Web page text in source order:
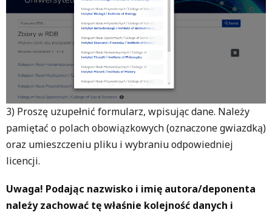
3) Proszę uzupełnić formularz, wpisując dane. Należy
pamiętać o polach obowiązkowych (oznaczone gwiazdką)
oraz umieszczeniu pliku i wybraniu odpowiedniej
licencji.
Uwaga! Podając nazwisko i imię autora/deponenta
należy zachować tę właśnie kolejność danych i